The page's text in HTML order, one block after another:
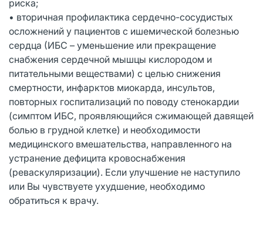
риска;
• вторичная профилактика сердечно-сосудистых
осложнений у пациентов с ишемической болезнью
сердца (ИБС – уменьшение или прекращение
снабжения сердечной мышцы кислородом и
питательными веществами) с целью снижения
смертности, инфарктов миокарда, инсультов,
повторных госпитализаций по поводу стенокардии
(симптом ИБС, проявляющийся сжимающей давящей
болью в грудной клетке) и необходимости
медицинского вмешательства, направленного на
устранение дефицита кровоснабжения
(реваскуляризации). Если улучшение не наступило
или Вы чувствуете ухудшение, необходимо
обратиться к врачу.